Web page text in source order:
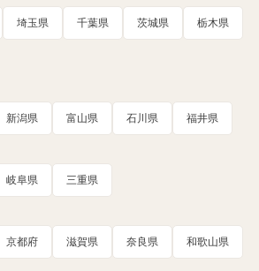
埼玉県 千葉県 茨城県 栃木県
新潟県 富山県 石川県 福井県
岐阜県 三重県
京都府 滋賀県 奈良県 和歌山県